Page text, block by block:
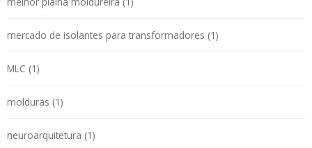
mercado de isolantes para transformadores (1)
MLC (1)
molduras (1)
neuroarquitetura (1)